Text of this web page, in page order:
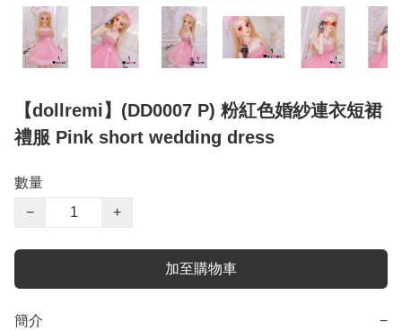
【dollremi】(DD0007 P) 粉紅色婚紗連衣短裙
禮服 Pink short wedding dress
數量
−
+
加至購物車
簡介 −